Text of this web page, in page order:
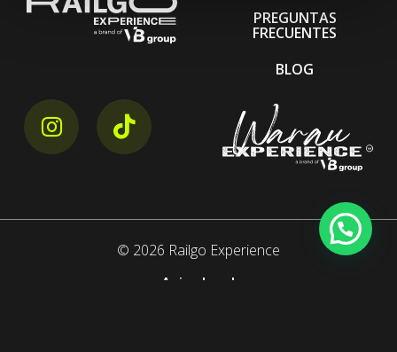
PREGUNTAS
FRECUENTES
BLOG
instagram link tiktok link
© 2026 Railgo Experience
Aviso legal